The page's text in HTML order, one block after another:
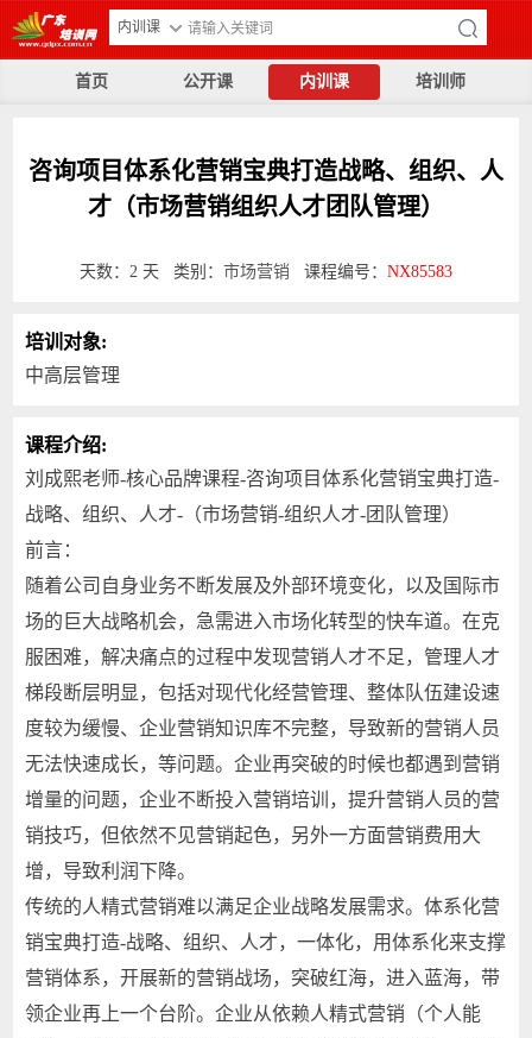
内训课
首页 公开课 内训课 培训师
咨询项目体系化营销宝典打造战略、组织、人
才（市场营销组织人才团队管理）
天数：2 天 类别： 市场营销 课程编号： NX85583
培训对象:
中高层管理
课程介绍:
刘成熙老师-核心品牌课程-咨询项目体系化营销宝典打造-
战略、组织、人才-（市场营销-组织人才-团队管理）
前言：
随着公司自身业务不断发展及外部环境变化，以及国际市
场的巨大战略机会，急需进入市场化转型的快车道。在克
服困难，解决痛点的过程中发现营销人才不足，管理人才
梯段断层明显，包括对现代化经营管理、整体队伍建设速
度较为缓慢、企业营销知识库不完整，导致新的营销人员
无法快速成长，等问题。企业再突破的时候也都遇到营销
增量的问题，企业不断投入营销培训，提升营销人员的营
销技巧，但依然不见营销起色，另外一方面营销费用大
增，导致利润下降。
传统的人精式营销难以满足企业战略发展需求。体系化营
销宝典打造-战略、组织、人才，一体化，用体系化来支撑
营销体系，开展新的营销战场，突破红海，进入蓝海，带
领企业再上一个台阶。企业从依赖人精式营销（个人能